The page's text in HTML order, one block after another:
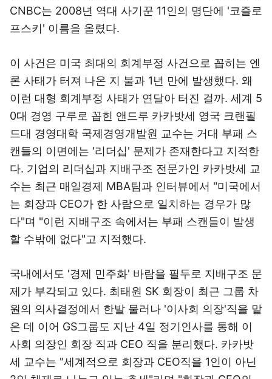
CNBC는 2008년 역대 사기꾼 11인의 명단에 '코즐로
프스키' 이름을 올렸다.
이 사건은 미국 최대의 회계부정 사건으로 꼽히는 엔
론 사태가 터져 나온 지 불과 1년 만에 발생했다. 왜
이런 대형 회계부정 사태가 연달아 터진 걸까. 세계 5
0대 경영 구루로 꼽힌 앤드루 카카밧세 영국 크랜필
드대 경영대학 국제경영개발원 교수는 거대 부패 스
캔들의 이면에는 '리더십' 문제가 존재한다고 지적한
다. 기업의 리더십과 지배구조 전문가인 카카밧세 교
수는 최근 매일경제 MBA팀과 인터뷰에서 "미국에서
는 회장과 CEO가 한 사람으로 일치하는 경우가 많
다"며 "이런 지배구조 속에서는 부패 스캔들이 발생
할 수밖에 없다"고 지적했다.
국내에서도 '경제 민주화' 바람을 필두로 지배구조 문
제가 부각되고 있다. 최태원 SK 회장이 최근 그룹 차
원의 의사결정에서 한발 물러나 '이사회 의장'직을 맡
은 데 이어 GS그룹도 지난 4일 정기인사를 통해 이
사회 의장인 회장 직과 CEO 직을 분리했다. 카카밧
세 교수는 "세계적으로 회장과 CEO직을 1인이 아닌